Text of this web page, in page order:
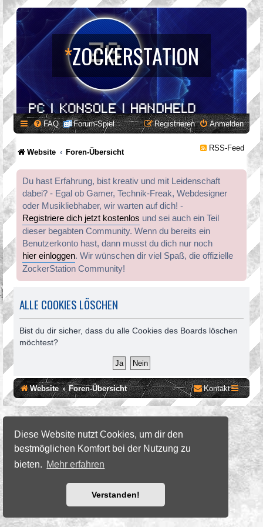
Diese Website nutzt Cookies, um dir den
bestmöglichen Komfort bei der Nutzung zu
bieten. Mehr erfahren
Verstanden!
*ZOCKERSTATION
FAQ Forum-Spiel Anmelden
Registrieren
Website Foren-Übersicht RSS-Feed
Du hast Erfahrung, bist kreativ und mit Leidenschaft
dabei? - Egal ob Gamer, Technik-Freak, Webdesigner
oder Musikliebhaber, wir warten auf dich! -
Registriere dich jetzt kostenlos und sei auch ein Teil
dieser begabten Community. Wenn du bereits ein
Benutzerkonto hast, dann musst du dich nur noch
hier einloggen. Wir wünschen dir viel Spaß, die offizielle
ZockerStation Community!
ALLE COOKIES LÖSCHEN
Bist du dir sicher, dass du alle Cookies des Boards löschen
möchtest?
Website Foren-Übersicht Kontakt